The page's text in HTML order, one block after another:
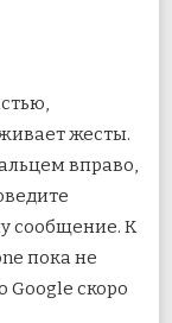
жесты.
вправо,
сообщение. К
пока не
Google скоро